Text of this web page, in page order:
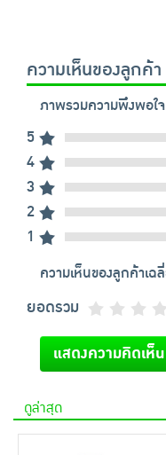
ความเห็นของลูกค้า
ภาพรวมความพึงพอใจ
5
4
3
2
1
ความเห็นของลูกค้าเฉ
ยอดรวม
แสดงความคิดเห็น
ดูล่าสุด